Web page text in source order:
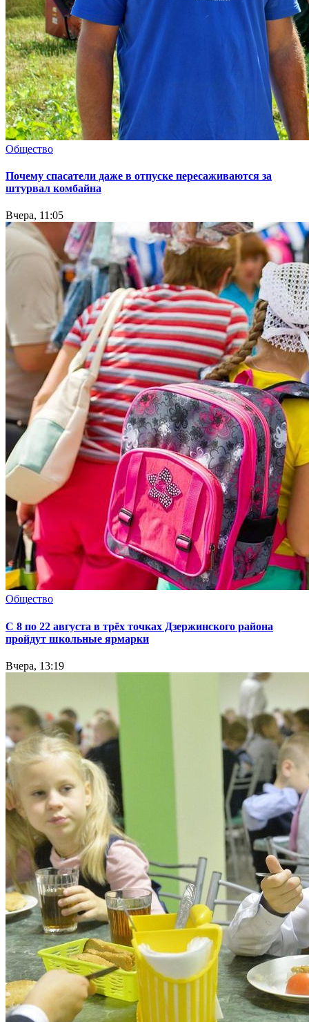
Общество
Почему спасатели даже в отпуске пересаживаются за
штурвал комбайна
Вчера, 11:05
Общество
С 8 по 22 августа в трёх точках Дзержинского района
пройдут школьные ярмарки
Вчера, 13:19